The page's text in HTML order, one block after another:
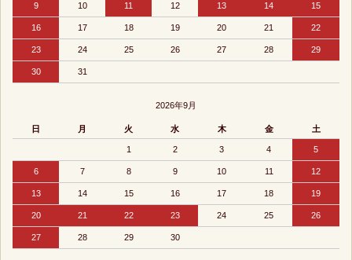
9 10 11 12 13 14 15
16 17 18 19 20 21 22
23 24 25 26 27 28 29
30 31
2026年9月
日 月 火 水 木 金 土
1 2 3 4 5
6 7 8 9 10 11 12
13 14 15 16 17 18 19
20 21 22 23 24 25 26
27 28 29 30